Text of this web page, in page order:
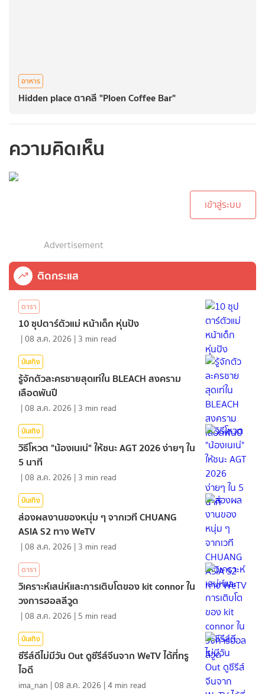
อาหาร
Hidden place ตาคลี "Ploen Coffee Bar"
ความคิดเห็น
เข้าสู่ระบบ
Advertisement
ติดกระแส
ดารา
10 ซุปตาร์ตัวแม่ หน้าเด็ก หุ่นปัง
|08 ส.ค. 2026 | 3 min read
บันเทิง
รู้จักตัวละครชายสุดเท่ใน BLEACH สงคราม
เลือดพันปี
|08 ส.ค. 2026 | 3 min read
บันเทิง
วิธีโหวต "น้องเนเน่" ให้ชนะ AGT 2026 ง่ายๆ ใน
5 นาที
|08 ส.ค. 2026 | 3 min read
บันเทิง
ส่องผลงานของหนุ่ม ๆ จากเวที CHUANG
ASIA S2 ทาง WeTV
|08 ส.ค. 2026 | 3 min read
ดารา
วิเคราะห์เสน่ห์และการเติบโตของ kit connor ใน
วงการฮอลลีวูด
|08 ส.ค. 2026 | 5 min read
บันเทิง
ซีรีส์ดีไม่มีวัน Out ดูซีรีส์จีนจาก WeTV ได้ที่ทรู
ไอดี
ima_nan |08 ส.ค. 2026 |4 min read